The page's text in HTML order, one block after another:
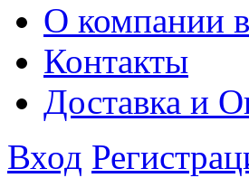
О компании
Контакты
Доставка и
Вход